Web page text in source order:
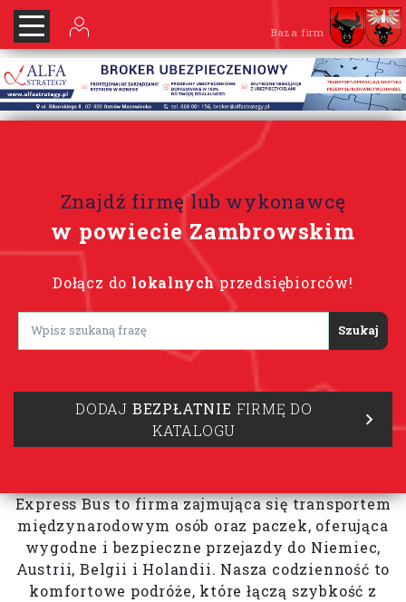
Baza firm
Znajdź firmę lub wykonawcę
w powiecie Zambrowskim
Dołącz do lokalnych przedsiębiorców!
Lorem ipsum
DODAJ BEZPŁATNIE FIRMĘ DO
KATALOGU
Express Bus to firma zajmująca się transportem
międzynarodowym osób oraz paczek, oferująca
wygodne i bezpieczne przejazdy do Niemiec,
Austrii, Belgii i Holandii. Nasza codzienność to
komfortowe podróże, które łączą szybkość z